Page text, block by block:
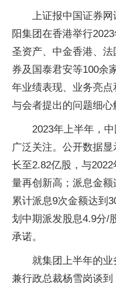
上证报中国证券
阳集团在香港举行
圣资产、中金香港、
券及国泰君安等100余
年业绩表现、业务亮
与会者提出的问题细心
2023年上半年，
广泛关注。公开数据
长至2.82亿股，与
量再创新高；派息金额
累计派息9次金额达到
划中期派发股息4.9分/
承诺。
就集团上半年的
兼行政总裁杨雪岗谈